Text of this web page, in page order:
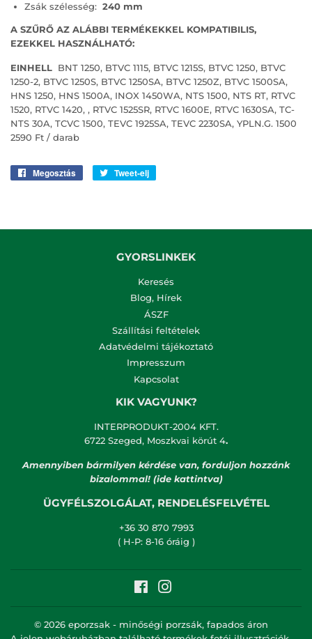
Zsák szélesség: 240 mm
A SZŰRŐ AZ ALÁBBI TERMÉKEKKEL KOMPATIBILIS,
EZEKKEL HASZNÁLHATÓ:
EINHELL BNT 1250, BTVC 1115, BTVC 1215S, BTVC 1250, BTVC
1250-2, BTVC 1250S, BTVC 1250SA, BTVC 1250Z, BTVC 1500SA,
HNS 1250, HNS 1500A, INOX 1450WA, NTS 1500, NTS RT, RTVC
1520, RTVC 1420, , RTVC 1525SR, RTVC 1600E, RTVC 1630SA, TC-
NTS 30A, TCVC 1500, TEVC 1925SA, TEVC 2230SA, YPLN.G. 1500
2590 Ft / darab
Megosztás
Oszd
Tweet-elj
GYORSLINKEK
Keresés
Blog, Hírek
ÁSZF
Szállítási feltételek
Adatvédelmi tájékoztató
Impresszum
Kapcsolat
KIK VAGYUNK?
INTERPRODUKT-2004 KFT.
6722 Szeged, Moszkvai körút 4.
Amennyiben bármilyen kérdése van, forduljon hozzánk
bizalommal! (ide kattintva)
ÜGYFÉLSZOLGÁLAT, RENDELÉSFELVÉTEL
+36 30 870 7993
( H-P: 8-16 óráig )
Facebook
© 2026 eporzsak - minőségi porzsák, fapados áron